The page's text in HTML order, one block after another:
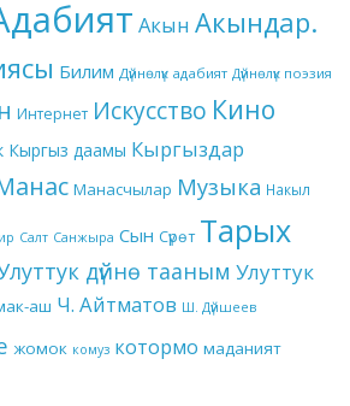
Акын Акындар.
Билим Дүйнөлүк адабият Дүйнөлүк поэзия
Интернет Искусство Кино
Кыргыз даамы Кыргыздар
Манасчылар Музыка Накыл
Салт Санжыра Сын Сүрөт Тарых
дүйнө тааным Улуттук
аш Ч. Айтматов Ш. Дүйшеев
жомок комуз котормо маданият